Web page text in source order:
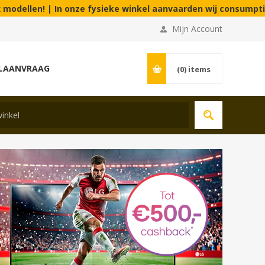
winkel aanvaarden wij consumptie en eco cheques
Mijn Account
(0) items